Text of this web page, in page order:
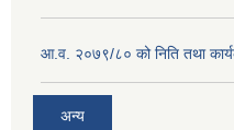
आ.व. २०७९/८० को निति तथा
अन्य